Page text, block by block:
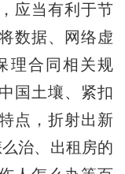
应当有利于节
数据、网络虚
理合同相关规
国土壤、紧扣
点，折射出新
治、出租房的